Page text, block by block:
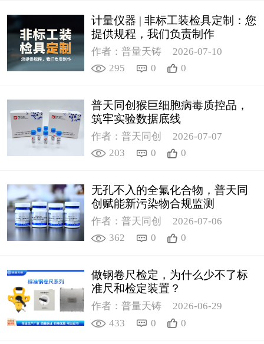
计量仪器 | 非标工装检具定制：您
提供规程，我们负责制作
作者：普量天铸
2026-07-10
295
0 0
普天同创猴巨细胞病毒质控品，
筑牢实验数据底线
作者：普天同创
2026-07-07
203
0 0
无孔不入的全氟化合物，普天同
创赋能新污染物合规监测
作者：普天同创
2026-07-06
362
0 0
做钢卷尺检定，为什么少不了标
准尺和检定装置？
作者：普量天铸
2026-06-29
433
0 0